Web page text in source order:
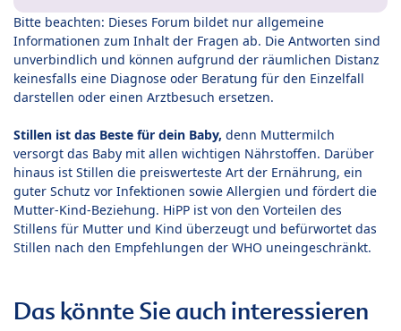
Bitte beachten: Dieses Forum bildet nur allgemeine
Informationen zum Inhalt der Fragen ab. Die Antworten sind
unverbindlich und können aufgrund der räumlichen Distanz
keinesfalls eine Diagnose oder Beratung für den Einzelfall
darstellen oder einen Arztbesuch ersetzen.
Stillen ist das Beste für dein Baby, denn Muttermilch
versorgt das Baby mit allen wichtigen Nährstoffen. Darüber
hinaus ist Stillen die preiswerteste Art der Ernährung, ein
guter Schutz vor Infektionen sowie Allergien und fördert die
Mutter-Kind-Beziehung. HiPP ist von den Vorteilen des
Stillens für Mutter und Kind überzeugt und befürwortet das
Stillen nach den Empfehlungen der WHO uneingeschränkt.
Das könnte Sie auch interessieren